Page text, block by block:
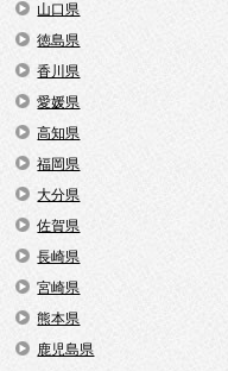
山口県
徳島県
香川県
愛媛県
高知県
福岡県
大分県
佐賀県
長崎県
宮崎県
熊本県
鹿児島県